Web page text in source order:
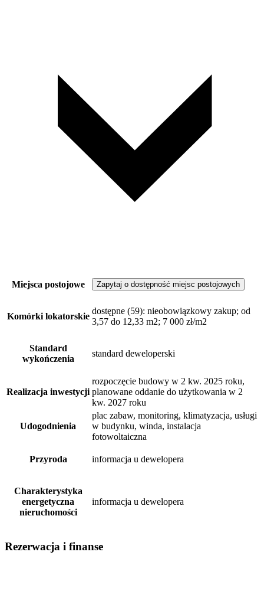
Miejsca postojowe Zapytaj o dostępność miejsc postojowych
Komórki lokatorskie
dostępne (59): nieobowiązkowy zakup; od
3,57 do 12,33 m2; 7 000 zł/m2
Standard
wykończenia
standard deweloperski
Realizacja inwestycji
rozpoczęcie budowy w 2 kw. 2025 roku,
planowane oddanie do użytkowania w 2
kw. 2027 roku
Udogodnienia
plac zabaw, monitoring, klimatyzacja, usługi
w budynku, winda, instalacja
fotowoltaiczna
Przyroda informacja u dewelopera
Charakterystyka
energetyczna
nieruchomości
informacja u dewelopera
Rezerwacja i finanse